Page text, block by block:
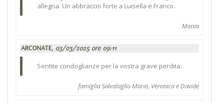
allegria. Un abbraccio forte a Luisella e Franco.
Monia
ARCONATE, 03/03/2025 ore 09:11
Sentite condoglianze per la vostra grave perdita.
famiglia Salvalaglio Maria, Veronica e Davide